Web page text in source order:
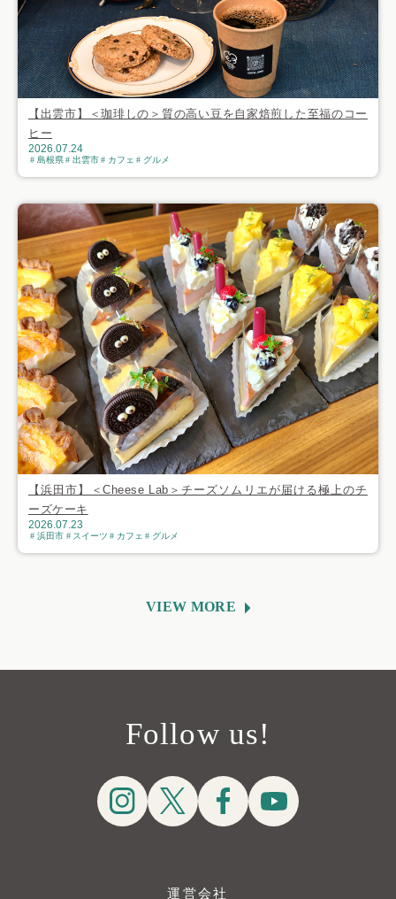
【出雲市】＜珈琲しの＞質の高い豆を自家焙煎した至福のコー
ヒー
2026.07.24
島根県 出雲市 カフェ グルメ
【浜田市】＜Cheese Lab＞チーズソムリエが届ける極上のチ
ーズケーキ
2026.07.23
浜田市 スイーツ カフェ グルメ
VIEW MORE
Follow us!
運営会社